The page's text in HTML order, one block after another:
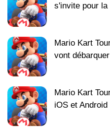
s'invite pour
Mario Kart
vont
Mario Kart
iOS et Android